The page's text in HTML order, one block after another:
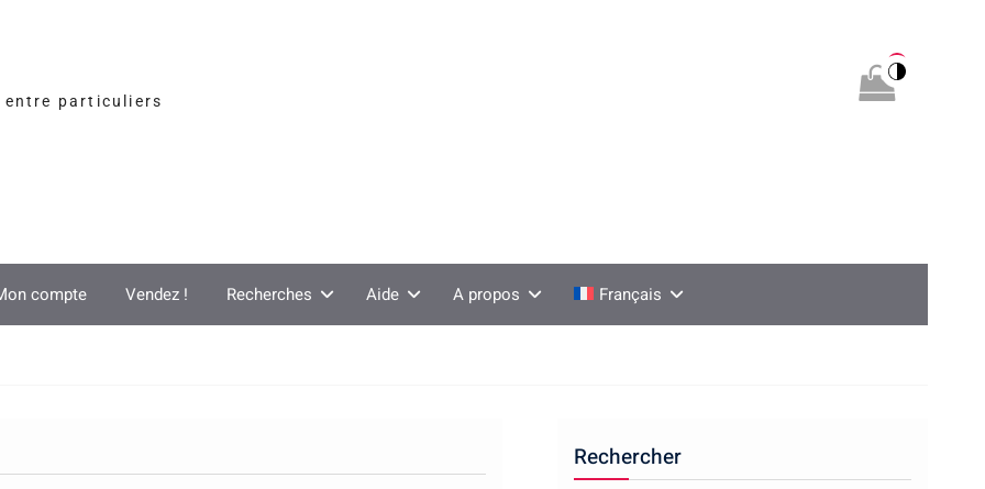
entre particuliers
0
compte Vendez ! Recherches Aide A propos Français
Rechercher